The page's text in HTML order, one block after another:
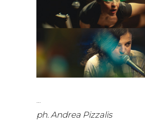
ph. Andrea Pizzalis